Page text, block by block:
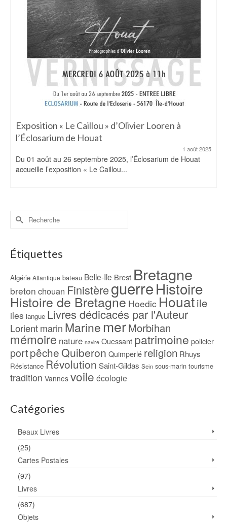
Exposition « Le Caillou » d’Olivier Looren à
l’Éclosarium de Houat
1 août 2025
Du 01 août au 26 septembre 2025, l’Éclosarium de Houat
accueille l’exposition « Le Caillou...
Rechercher :
Étiquettes
Algérie Atlantique bateau Belle-Ile Brest Bretagne
breton chouan FinistèreguerreHistoire
Histoire de Bretagne Hoedic Houatile
iles langue Livres dédicacés par l'Auteur
Lorientmarin Marine merMorbihan
mémoire nature navire Ouessant patrimoine policier
portpêcheQuiberon Quimperlé religion Rhuys
Résistance Révolution Saint-Gildas Sein sous-marin tourisme
tradition Vannes voile écologie
Catégories
Beaux Livres
(25)
Cartes Postales
(97)
Livres
(687)
Objets